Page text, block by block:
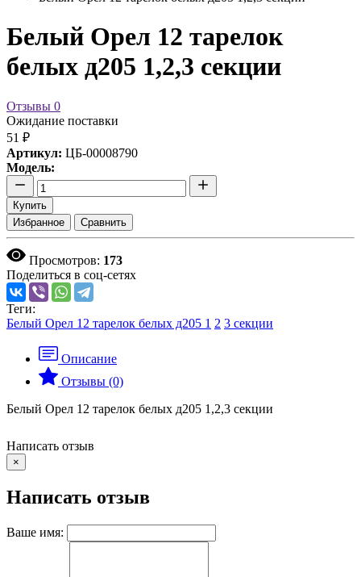
Белый Орел 12 тарелок
белых д205 1,2,3 секции
Отзывы 0
Ожидание поставки
51 ₽
Артикул: ЦБ-00008790
Модель:
Купить
Избранное
Сравнить
Просмотров: 173
Поделиться в соц-сетях
Теги:
Белый Орел 12 тарелок белых д205 1 2 3 секции
Описание
Отзывы (0)
Белый Орел 12 тарелок белых д205 1,2,3 секции
Написать отзыв
×
Написать отзыв
Ваше имя: